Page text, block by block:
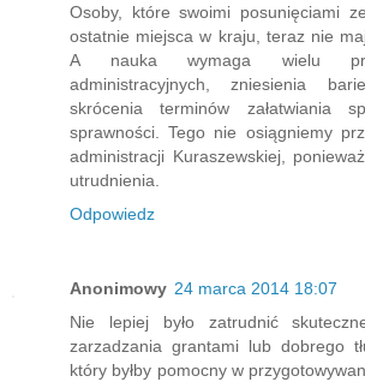
Osoby, które swoimi posunięciami
ostatnie miejsca w kraju, teraz nie
A nauka wymaga wielu
administracyjnych, zniesienia
skrócenia terminów załatwiania
sprawności. Tego nie osiągniemy
administracji Kuraszewskiej,
utrudnienia.
Odpowiedz
Anonimowy 24 marca 2014 18:07
Nie lepiej było zatrudnić
zarzadzania grantami lub dobrego
który byłby pomocny w